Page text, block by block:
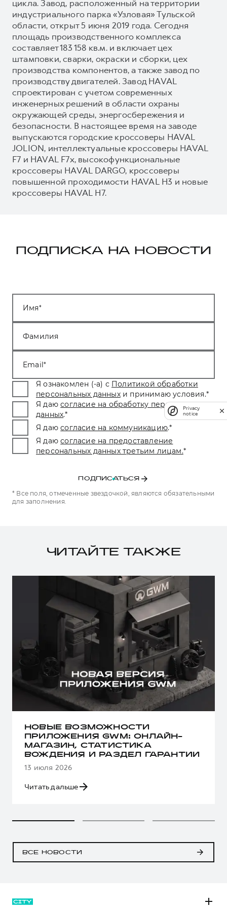
цикла. Завод, расположенный на территории
индустриального парка «Узловая» Тульской
области, открыт 5 июня 2019 года. Сегодня
площадь производственного комплекса
составляет 183 158 кв.м. и включает цех
штамповки, сварки, окраски и сборки, цех
производства компонентов, а также завод по
производству двигателей. Завод HAVAL
спроектирован с учетом современных
инженерных решений в области охраны
окружающей среды, энергосбережения и
безопасности. В настоящее время на заводе
выпускаются городские кроссоверы HAVAL
JOLION, интеллектуальные кроссоверы HAVAL
F7 и HAVAL F7x, высокофункциональные
кроссоверы HAVAL DARGO, кроссоверы
повышенной проходимости HAVAL H3 и новые
кроссоверы HAVAL H7.
ПОДПИСКА НА НОВОСТИ
Имя
Фамилия
Email
Я ознакомлен (-а) с Политикой обработки
персональных данных и принимаю условия.*
Я даю согласие на обработку персональных
данных.*
Я даю согласие на коммуникацию.*
Я даю согласие на предоставление
персональных данных третьим лицам.*
ПОДПИСАТЬСЯ
* Все поля, отмеченные звездочкой, являются обязательными
для заполнения.
ЧИТАЙТЕ ТАКЖЕ
НОВЫЕ ВОЗМОЖНОСТИ
ПРИЛОЖЕНИЯ GWM: ОНЛАЙН-
МАГАЗИН, СТАТИСТИКА
ВОЖДЕНИЯ И РАЗДЕЛ ГАРАНТИИ
13 июля 2026
Читать дальше
ВСЕ НОВОСТИ
Privacy
notice